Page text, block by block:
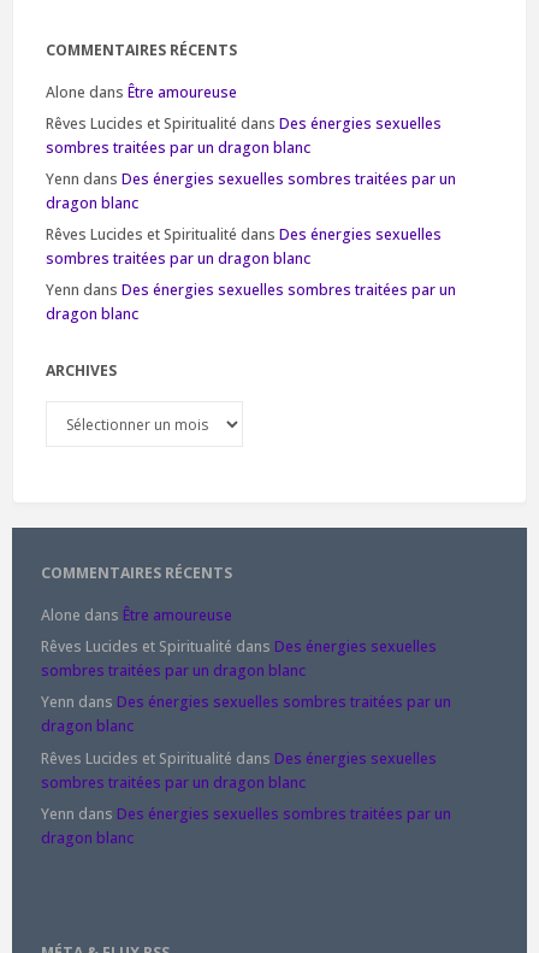
COMMENTAIRES RÉCENTS
Alone dans Être amoureuse
Rêves Lucides et Spiritualité dans Des énergies sexuelles
sombres traitées par un dragon blanc
Yenn dans Des énergies sexuelles sombres traitées par un
dragon blanc
Rêves Lucides et Spiritualité dans Des énergies sexuelles
sombres traitées par un dragon blanc
Yenn dans Des énergies sexuelles sombres traitées par un
dragon blanc
ARCHIVES
COMMENTAIRES RÉCENTS
Alone dans Être amoureuse
Rêves Lucides et Spiritualité dans Des énergies sexuelles
sombres traitées par un dragon blanc
Yenn dans Des énergies sexuelles sombres traitées par un
dragon blanc
Rêves Lucides et Spiritualité dans Des énergies sexuelles
sombres traitées par un dragon blanc
Yenn dans Des énergies sexuelles sombres traitées par un
dragon blanc